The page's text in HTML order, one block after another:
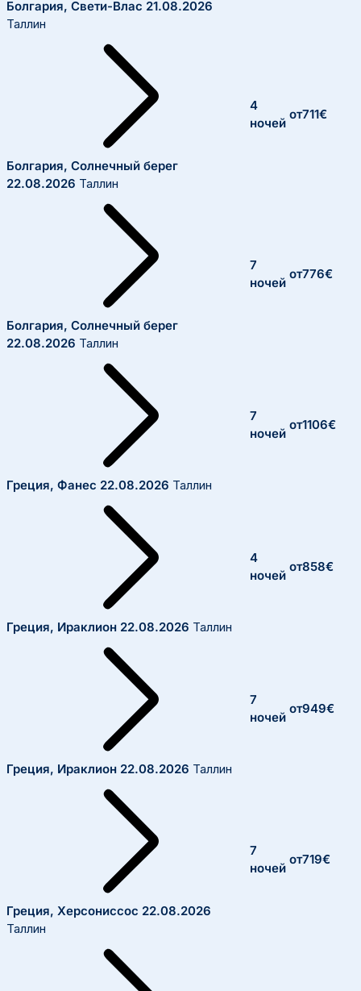
Болгария, Свети-Влас 21.08.2026
Таллин
Болгария, Солнечный берег
22.08.2026 Таллин
4
ночей
от711€
Болгария, Солнечный берег
22.08.2026 Таллин
7
ночей
от776€
Греция, Фанес 22.08.2026 Таллин
7
ночей
от1106€
Греция, Ираклион 22.08.2026 Таллин
4
ночей
от858€
Греция, Ираклион 22.08.2026 Таллин
7
ночей
от949€
Греция, Херсониссос 22.08.2026
Таллин
7
ночей
от719€